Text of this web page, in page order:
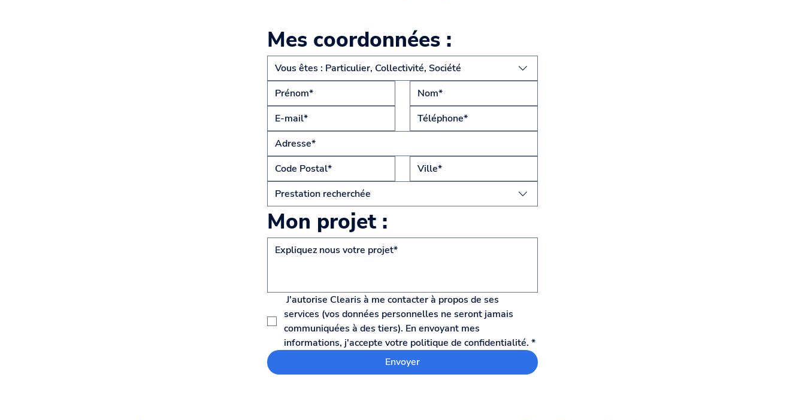
Mes coordonnées :
Vous êtes : Particulier, Collectivité, Société
Prestation recherchée
Mon projet :
J'autorise Clearis à me contacter à propos de ses
services (vos données personnelles ne seront jamais
communiquées à des tiers). En envoyant mes
informations, j'accepte votre politique de confidentialité. *
Envoyer